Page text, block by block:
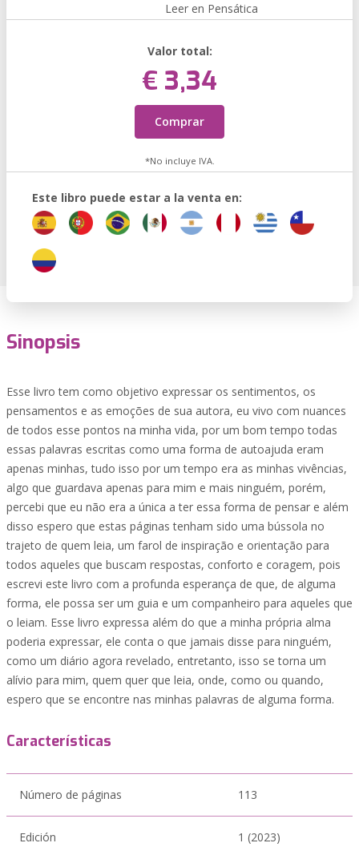
Leer en Pensática
Valor total:
€ 3,34
Comprar
*No incluye IVA.
Este libro puede estar a la venta en:
Sinopsis
Esse livro tem como objetivo expressar os sentimentos, os
pensamentos e as emoções de sua autora, eu vivo com nuances
de todos esse pontos na minha vida, por um bom tempo todas
essas palavras escritas como uma forma de autoajuda eram
apenas minhas, tudo isso por um tempo era as minhas vivências,
algo que guardava apenas para mim e mais ninguém, porém,
percebi que eu não era a única a ter essa forma de pensar e além
disso espero que estas páginas tenham sido uma bússola no
trajeto de quem leia, um farol de inspiração e orientação para
todos aqueles que buscam respostas, conforto e coragem, pois
escrevi este livro com a profunda esperança de que, de alguma
forma, ele possa ser um guia e um companheiro para aqueles que
o leiam. Esse livro expressa além do que a minha própria alma
poderia expressar, ele conta o que jamais disse para ninguém,
como um diário agora revelado, entretanto, isso se torna um
alívio para mim, quem quer que leia, onde, como ou quando,
espero que se encontre nas minhas palavras de alguma forma.
Características
Número de páginas 113
Edición 1 (2023)